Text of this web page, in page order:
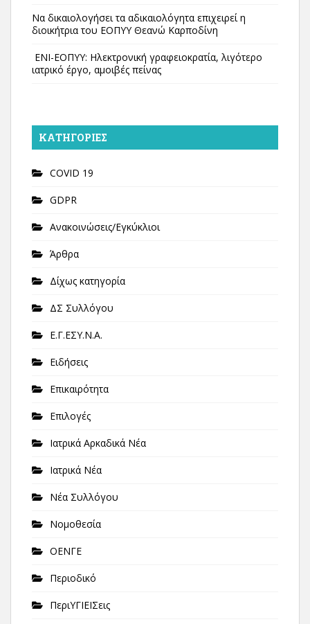
Να δικαιολογήσει τα αδικαιολόγητα επιχειρεί η
διοικήτρια του ΕΟΠΥΥ Θεανώ Καρποδίνη
ΕΝΙ-ΕΟΠΥΥ: Ηλεκτρονική γραφειοκρατία, λιγότερο
ιατρικό έργο, αμοιβές πείνας
KΑΤΗΓΟΡΊΕΣ
COVID 19
GDPR
Ανακοινώσεις/Εγκύκλιοι
Άρθρα
Δίχως κατηγορία
ΔΣ Συλλόγου
Ε.Γ.ΕΣΥ.Ν.Α.
Ειδήσεις
Επικαιρότητα
Επιλογές
Ιατρικά Αρκαδικά Νέα
Ιατρικά Νέα
Νέα Συλλόγου
Νομοθεσία
ΟΕΝΓΕ
Περιοδικό
ΠεριΥΓΙΕΙΣεις